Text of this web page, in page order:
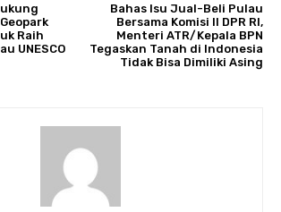
Raih
UNESCO
Bahas Isu Jual-Beli Pulau
Bersama Komisi II DPR RI,
Menteri ATR/Kepala BPN
Tegaskan Tanah di Indonesia
Tidak Bisa Dimiliki Asing